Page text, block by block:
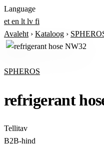
Language
et en lt lv fi
Avaleht › Kataloog ›
SPHEROS
refrigerant
Tellitav
B2B-hind